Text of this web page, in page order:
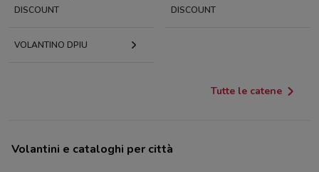
DISCOUNT
DISCOUNT
VOLANTINO DPIU
Tutte le catene
Volantini e cataloghi per città